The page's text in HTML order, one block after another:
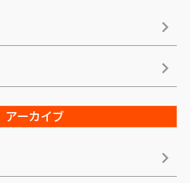
アーカイブ